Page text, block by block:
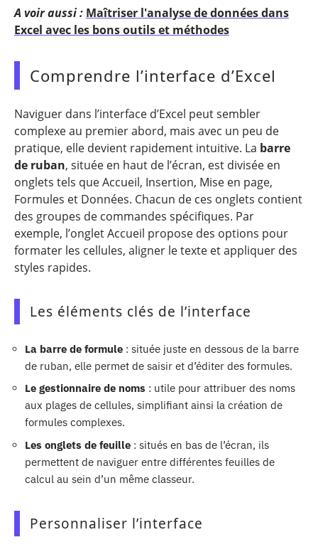
A voir aussi : Maîtriser l'analyse de données dans
Excel avec les bons outils et méthodes
Comprendre l’interface d’Excel
Naviguer dans l’interface d’Excel peut sembler
complexe au premier abord, mais avec un peu de
pratique, elle devient rapidement intuitive. La barre
de ruban, située en haut de l’écran, est divisée en
onglets tels que Accueil, Insertion, Mise en page,
Formules et Données. Chacun de ces onglets contient
des groupes de commandes spécifiques. Par
exemple, l’onglet Accueil propose des options pour
formater les cellules, aligner le texte et appliquer des
styles rapides.
Les éléments clés de l’interface
La barre de formule : située juste en dessous de la barre
de ruban, elle permet de saisir et d’éditer des formules.
Le gestionnaire de noms : utile pour attribuer des noms
aux plages de cellules, simplifiant ainsi la création de
formules complexes.
Les onglets de feuille : situés en bas de l’écran, ils
permettent de naviguer entre différentes feuilles de
calcul au sein d’un même classeur.
Personnaliser l’interface